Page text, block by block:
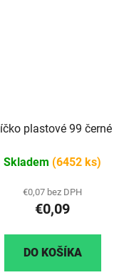
Víčko plastové 99 černé
Skladem (6452 ks)
€0,07 bez DPH
€0,09
DO KOŠÍKA